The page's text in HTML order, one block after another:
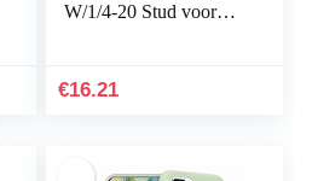
W/1/4-20 Stud voor
€16.21